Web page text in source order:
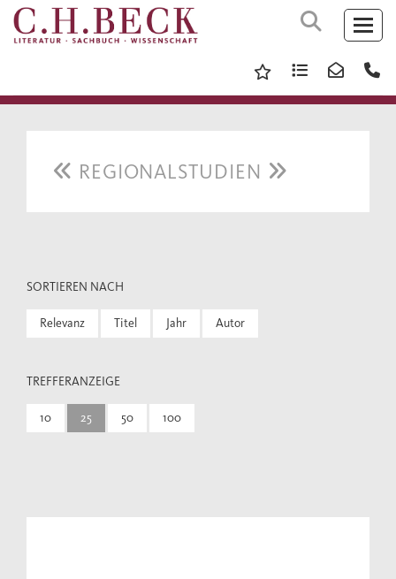
REGIONALSTUDIEN
SORTIEREN NACH
Relevanz Titel Jahr Autor
TREFFERANZEIGE
10 25 50 100